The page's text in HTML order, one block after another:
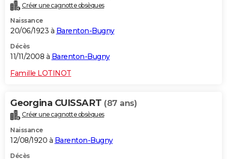
Créer une cagnotte obsèques
Naissance
20/06/1923 à Barenton-Bugny
Décès
11/11/2008 à Barenton-Bugny
Famille LOTINOT
Georgina CUISSART (87 ans)
Créer une cagnotte obsèques
Naissance
12/08/1920 à Barenton-Bugny
Décès